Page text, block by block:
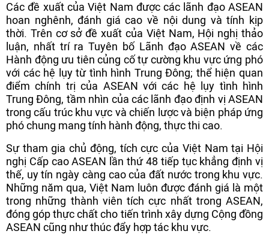
Các đề xuất của Việt Nam được các lãnh đạo ASEAN
hoan nghênh, đánh giá cao về nội dung và tính kịp
thời. Trên cơ sở đề xuất của Việt Nam, Hội nghị thảo
luận, nhất trí ra Tuyên bố Lãnh đạo ASEAN về các
Hành động ưu tiên củng cố tự cường khu vực ứng phó
với các hệ lụy từ tình hình Trung Đông; thể hiện quan
điểm chính trị của ASEAN với các hệ lụy tình hình
Trung Đông, tầm nhìn của các lãnh đạo định vị ASEAN
trong cấu trúc khu vực và chiến lược và biện pháp ứng
phó chung mang tính hành động, thực thi cao.
Sự tham gia chủ động, tích cực của Việt Nam tại Hội
nghị Cấp cao ASEAN lần thứ 48 tiếp tục khẳng định vị
thế, uy tín ngày càng cao của đất nước trong khu vực.
Những năm qua, Việt Nam luôn được đánh giá là một
trong những thành viên tích cực nhất trong ASEAN,
đóng góp thực chất cho tiến trình xây dựng Cộng đồng
ASEAN cũng như thúc đẩy hợp tác khu vực.